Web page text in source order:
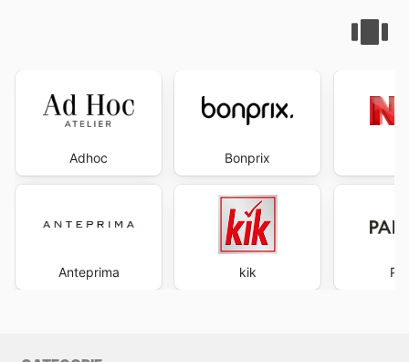
Adhoc
Anteprima
Bonprix
kik